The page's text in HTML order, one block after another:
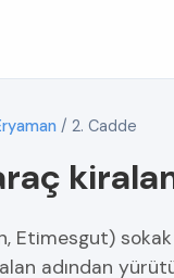
/ 2. Cadde
Etimesgut)
adından